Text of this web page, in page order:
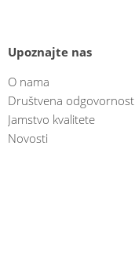
Upoznajte nas
O nama
Društvena odgovornost
Jamstvo kvalitete
Novosti